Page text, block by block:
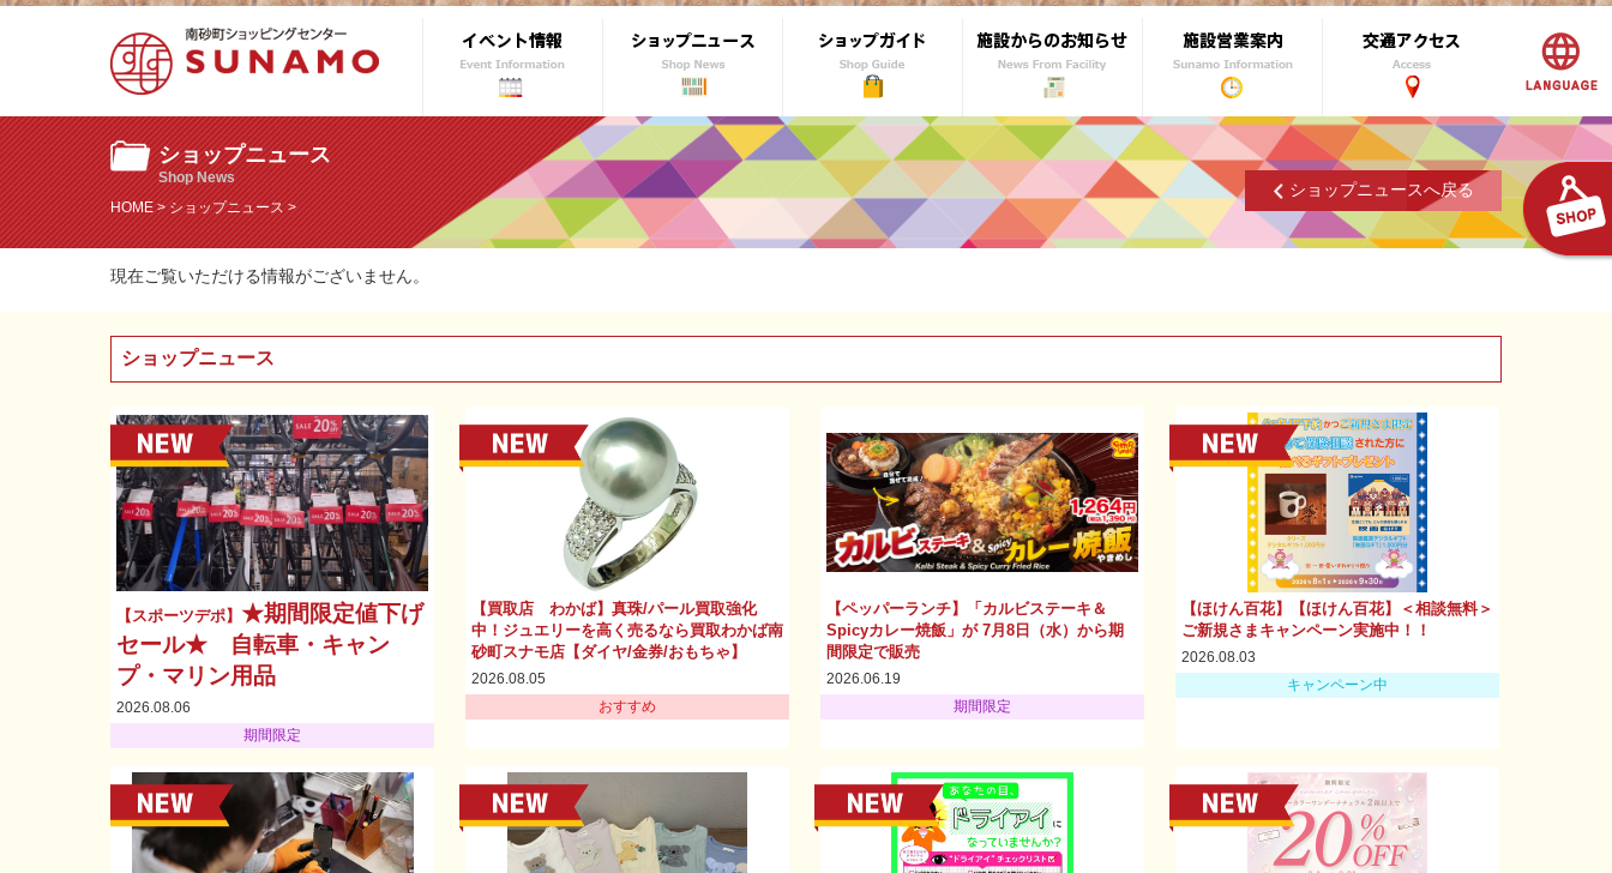
ショップニュース
Shop News
HOME>ショップニュース>
ショップニュースへ戻る
現在ご覧いただける情報がございません。
ショップニュース
【スポーツデポ】 ★期間限定値下げ
セール★ 自転車・キャン
プ・マリン用品
2026.08.06
期間限定
【買取店 わかば】真珠/パール買取強化
中！ジュエリーを高く売るなら買取わかば南
砂町スナモ店【ダイヤ/金券/おもちゃ】
2026.08.05
おすすめ
【ペッパーランチ】「カルビステーキ＆
Spicyカレー焼飯」が 7月8日（水）から期
間限定で販売
2026.06.19
期間限定
【ほけん百花】【ほけん百花】＜相談無料＞
ご新規さまキャンペーン実施中！！
2026.08.03
キャンペーン中